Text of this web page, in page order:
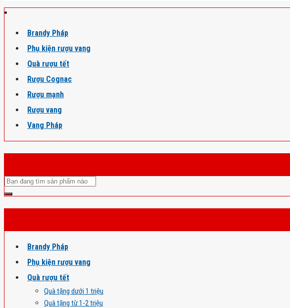
Brandy Pháp
Phụ kiện rượu vang
Quà rượu tết
Rượu Cognac
Rượu mạnh
Rượu vang
Vang Pháp
Brandy Pháp
Phụ kiện rượu vang
Quà rượu tết
Quà tặng dưới 1 triệu
Quà tặng từ 1-2 triệu